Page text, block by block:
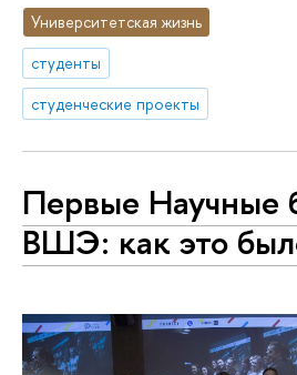
Университетская жизнь
студенты
студенческие проекты
Первые
ВШЭ: как это